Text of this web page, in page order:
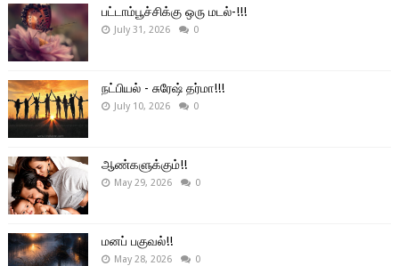
பட்டாம்பூச்சிக்கு ஒரு மடல்-!!!
July 31, 2026 0
நட்பியல் - சுரேஷ் தர்மா!!!
July 10, 2026 0
ஆண்களுக்கும்!!
May 29, 2026 0
மனப் பகுவல்!!
May 28, 2026 0